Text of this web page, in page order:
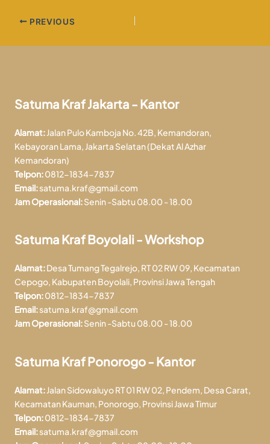
PREVIOUS
Satuma Kraf Jakarta - Kantor
Alamat:Jalan Pulo Kamboja No. 42B, Kemandoran,
Kebayoran Lama, Jakarta Selatan (Dekat Al Azhar
Kemandoran)
Telpon:0812-1834-7837
Email:satuma.kraf@gmail.com
Jam Operasional:Senin -Sabtu 08.00 - 18.00
Satuma Kraf Boyolali - Workshop
Alamat:Desa Tumang Tegalrejo, RT 02 RW 09, Kecamatan
Cepogo, Kabupaten Boyolali, Provinsi Jawa Tengah
Telpon:0812-1834-7837
Email:satuma.kraf@gmail.com
Jam Operasional:Senin -Sabtu 08.00 - 18.00
Satuma Kraf Ponorogo - Kantor
Alamat:Jalan Sidowaluyo RT 01 RW 02, Pendem, Desa Carat,
Kecamatan Kauman, Ponorogo, Provinsi Jawa Timur
Telpon:0812-1834-7837
Email:satuma.kraf@gmail.com